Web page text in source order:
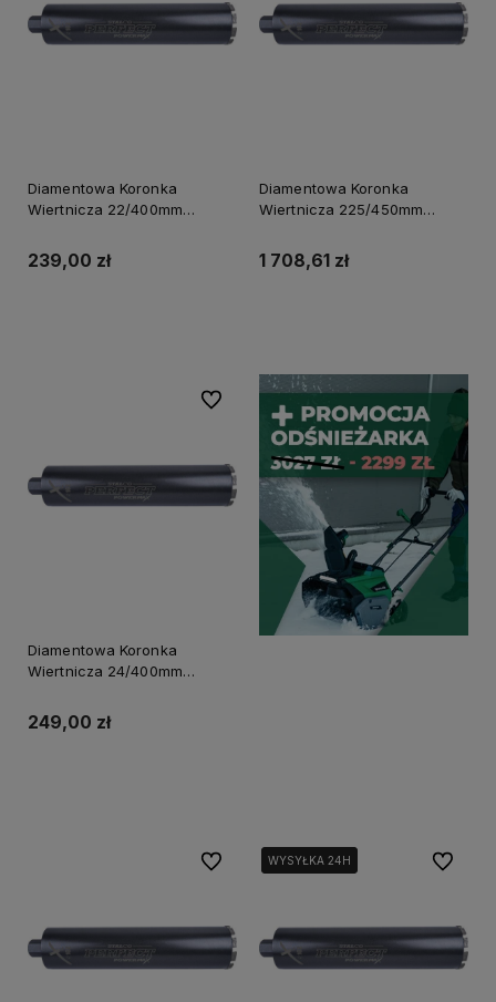
Diamentowa Koronka
Wiertnicza 22/400mm
239,00 zł
Diamentowa Koronka
Wiertnicza 225/450mm
1 708,61 zł
Diamentowa Koronka
Wiertnicza 24/400mm
249,00 zł
Do ulubionych
Do ulubionychWYSYŁKA 24H
WYSYŁKA 24H Do